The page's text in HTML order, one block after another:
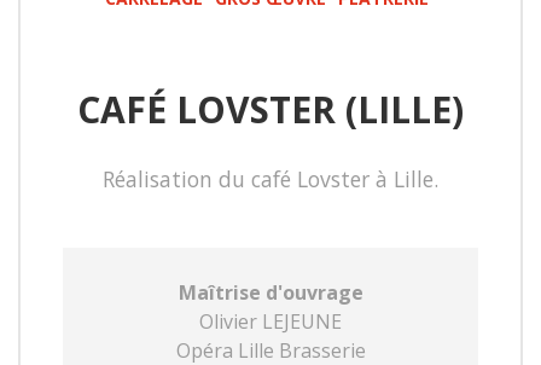
CAFÉ LOVSTER (LILLE)
Réalisation du café Lovster à Lille.
Maîtrise d'ouvrage
Olivier LEJEUNE
Opéra Lille Brasserie